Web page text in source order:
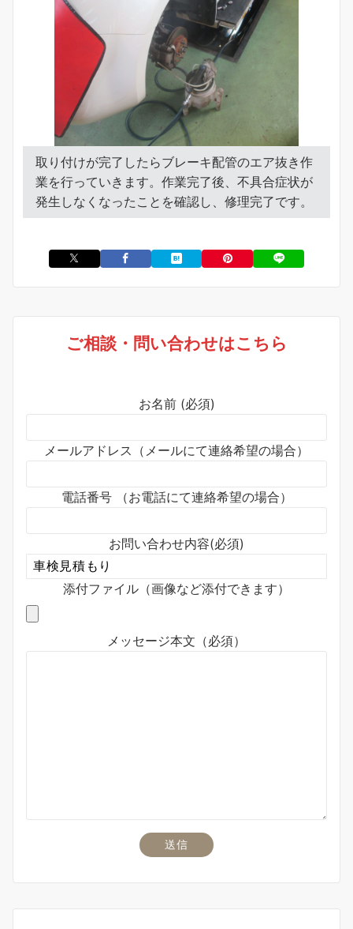
取り付けが完了したらブレーキ配管のエア抜き作
業を行っていきます。作業完了後、不具合症状が
発生しなくなったことを確認し、修理完了です。
ご相談・問い合わせはこちら
お名前 (必須)
メールアドレス（メールにて連絡希望の場合）
電話番号 （お電話にて連絡希望の場合）
お問い合わせ内容(必須)
添付ファイル（画像など添付できます）
メッセージ本文（必須）